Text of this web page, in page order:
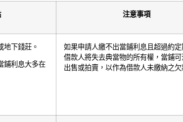
注意事項
下錢莊。
鋪利息大多在
如果申請人繳不出當鋪利息且超過約定
借款人將失去典當物的所有權，當鋪
出售或拍賣，以作為借款人未繳納之欠